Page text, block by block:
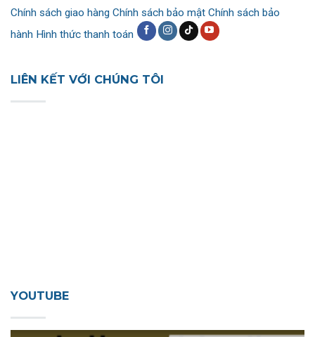
Chính sách giao hàng Chính sách bảo mật Chính sách bảo
hành Hình thức thanh toán
LIÊN KẾT VỚI CHÚNG TÔI
YOUTUBE